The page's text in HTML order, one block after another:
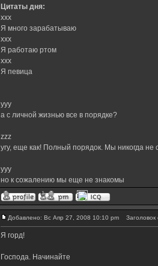
Цитаты дня:
xxx
Я много зарабатываю
xxx
Я работаю ртом
xxx
Я певица
yyy
а с личной жизнью все в порядке?
zzz
угу, еще как! Полный порядок. Мы никогда
yyy
но к сожалению мы еще не знакомы
Добавлено: Вс Апр 27, 2008 10:10 pm Заголовок
Я горд!
Господа. Начинайте